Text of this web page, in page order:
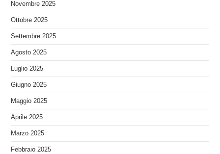
Novembre 2025
Ottobre 2025
Settembre 2025
Agosto 2025
Luglio 2025
Giugno 2025
Maggio 2025
Aprile 2025
Marzo 2025
Febbraio 2025